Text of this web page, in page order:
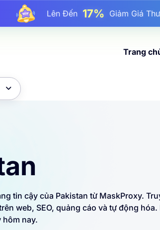
Lên Đến 17% Giảm Giá
Lên Đến25%Giảm Giá Khi
Giảm Giá Khi
Trang

tin cậy của Pakistan từ MaskProxy.
web, SEO, quảng cáo và tự động
hôm nay.